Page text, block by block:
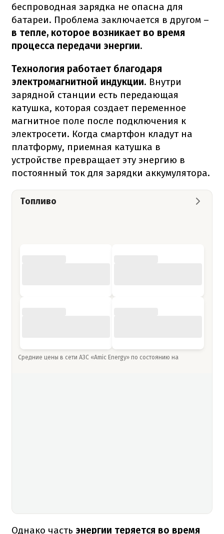
беспроводная зарядка не опасна для
батареи. Проблема заключается в другом –
в тепле, которое возникает во время
процесса передачи энергии.
Технология работает благодаря
электромагнитной индукции. Внутри
зарядной станции есть передающая
катушка, которая создает переменное
магнитное поле после подключения к
электросети. Когда смартфон кладут на
платформу, приемная катушка в
устройстве превращает эту энергию в
постоянный ток для зарядки аккумулятора.
Топливо
Средние цены в сети АЗС «Amic Energy» по состоянию на
Однако часть энергии теряется во время